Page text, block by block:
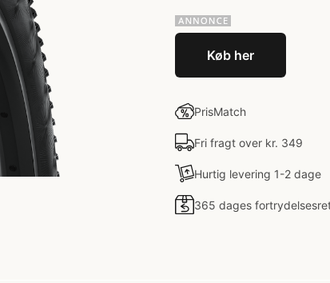
Køb her
PrisMatch
Fri fragt over kr. 349
Hurtig levering 1-2 dage
365 dages